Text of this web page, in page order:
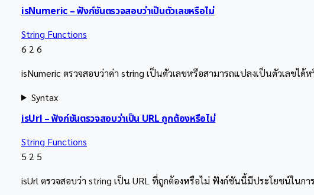
isNumeric – ฟังก์ชันตรวจสอบว่าเป็นตัวเลขหรือไม่
String Functions
6 2 6
isNumeric ตรวจสอบว่าค่า string เป็นตัวเลขหรือสามารถแปลงเป็นตัวเลข
Syntax
isUrl – ฟังก์ชันตรวจสอบว่าเป็น URL ถูกต้องหรือไม่
String Functions
5 2 5
isUrl ตรวจสอบว่า string เป็น URL ที่ถูกต้องหรือไม่ ฟังก์ชันนี้มีประโยชน์ในกา